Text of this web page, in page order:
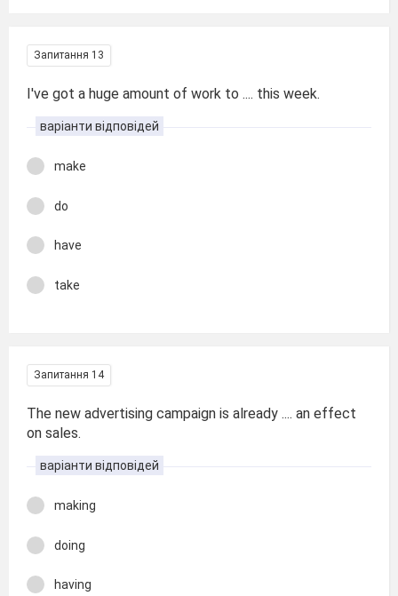
Запитання 13
I've got a huge amount of work to .... this week.
варіанти відповідей
make
do
have
take
Запитання 14
The new advertising campaign is already .... an effect
on sales.
варіанти відповідей
making
doing
having